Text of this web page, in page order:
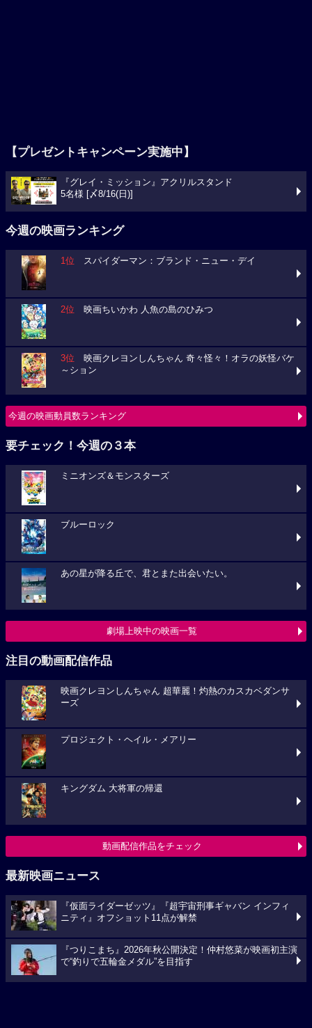
【プレゼントキャンペーン実施中】
『グレイ・ミッション』アクリルスタンド
5名様 [〆8/16(日)]
今週の映画ランキング
1位 スパイダーマン：ブランド・ニュー・デイ
2位 映画ちいかわ 人魚の島のひみつ
3位 映画クレヨンしんちゃん 奇々怪々！オラの妖怪バケ
～ション
今週の映画動員数ランキング
要チェック！今週の３本
ミニオンズ＆モンスターズ
ブルーロック
あの星が降る丘で、君とまた出会いたい。
劇場上映中の映画一覧
注目の動画配信作品
映画クレヨンしんちゃん 超華麗！灼熱のカスカベダンサ
ーズ
プロジェクト・ヘイル・メアリー
キングダム 大将軍の帰還
動画配信作品をチェック
最新映画ニュース
『仮面ライダーゼッツ』『超宇宙刑事ギャバン インフィ
ニティ』オフショット11点が解禁
『つりこまち』2026年秋公開決定！仲村悠菜が映画初主演
で“釣りで五輪金メダル”を目指す